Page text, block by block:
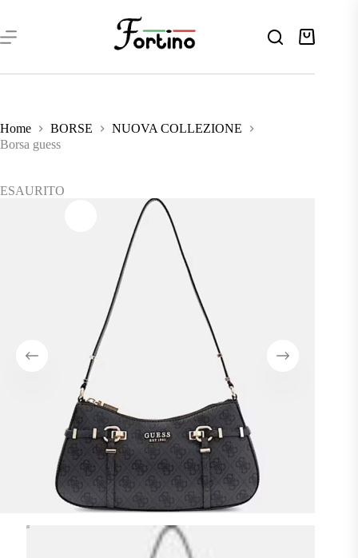
contenuto
Carrello
Home BORSE
NUOVA COLLEZIONE
Borsa guess
ESAURITO